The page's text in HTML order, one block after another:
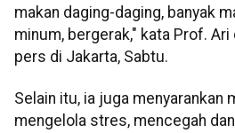
makan daging-daging, banyak
minum, bergerak," kata Prof.
pers di Jakarta, Sabtu.
Selain itu, ia juga menyarankan
mengelola stres, mencegah